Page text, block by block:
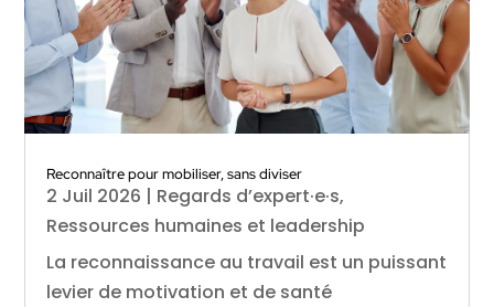
Reconnaître pour mobiliser, sans diviser
2 Juil 2026 | Regards d’expert·e·s,
Ressources humaines et leadership
La reconnaissance au travail est un puissant
levier de motivation et de santé